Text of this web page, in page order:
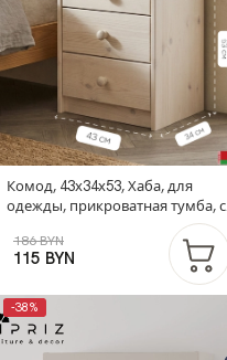
Комод, 43х34х53, Хаба, для
одежды, прикроватная тумба, с
ящиками, из массива дерева,
белый, Dipriz
186 BYN
115 BYN
-38%